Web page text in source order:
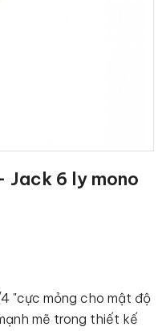
Jack 6 ly mono
"cực mỏng cho mật độ
mẽ trong thiết kế